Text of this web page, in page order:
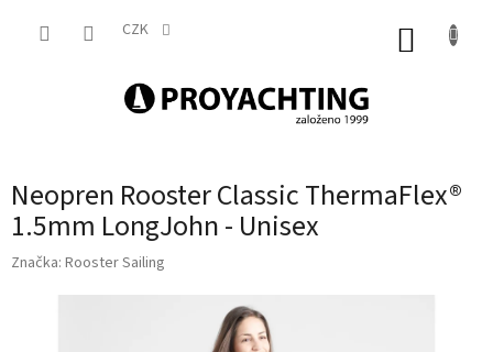
CZK
Neopren Rooster Classic ThermaFlex®
1.5mm LongJohn - Unisex
Značka: Rooster Sailing